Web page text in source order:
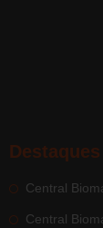
Destaques
Central
Central